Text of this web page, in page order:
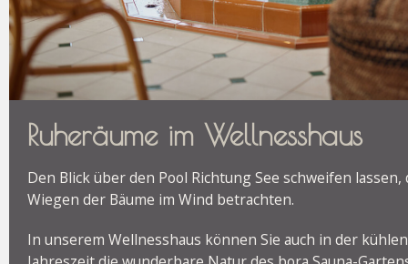
Ruheräume im Wellnesshaus
Den Blick über den Pool Richtung See schweifen lassen,
Wiegen der Bäume im Wind betrachten.
In unserem Wellnesshaus können Sie auch in der kühlen